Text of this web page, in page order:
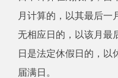
月计算的，以其最后一
无相应日的，以该月最
日是法定休假日的，以
届满日。